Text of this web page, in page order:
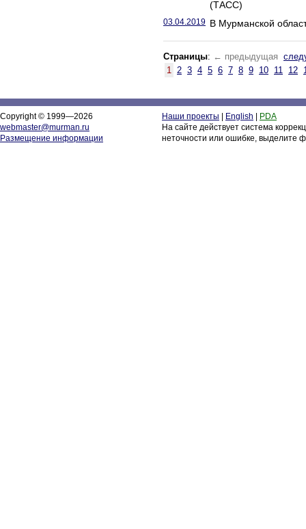
(ТАСС)
03.04.2019 В Мурманской
Страницы: ← предыдущая
1 2 3 4 5 6 7 8 9 10 11 12
Copyright © 1999—2026
webmaster@murman.ru
Размещение информации
Наши проекты English
PDA
На сайте действует система
неточности или ошибке, выделите